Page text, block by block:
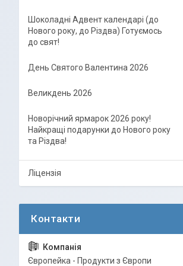
Шоколадні Адвент календарі (до
Нового року, до Різдва) Готуємось
до свят!
День Святого Валентина 2026
Великдень 2026
Новорічний ярмарок 2026 року!
Найкращі подарунки до Нового року
та Різдва!
Ліцензія
Європейка - Продукти з Європи